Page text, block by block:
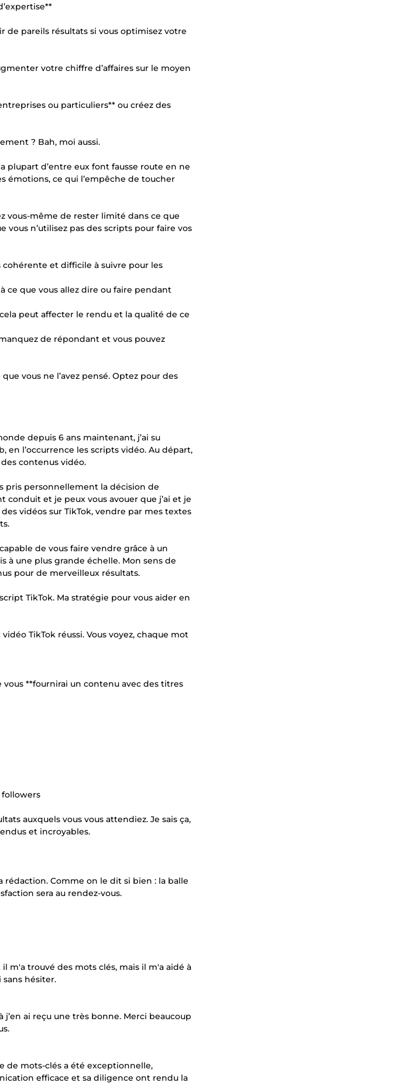
de pareils résultats si vous optimisez votre
votre chiffre d’affaires sur le moyen
ou particuliers** ou créez des
? Bah, moi aussi.
plupart d’entre eux font fausse route en ne
émotions, ce qui l’empêche de toucher
vous-même de rester limité dans ce que
n’utilisez pas des scripts pour faire vos
cohérente et difficile à suivre pour les
ce que vous allez dire ou faire pendant
peut affecter le rendu et la qualité de ce
de répondant et vous pouvez
vous ne l’avez pensé. Optez pour des
depuis 6 ans maintenant, j’ai su
en l’occurrence les scripts vidéo. Au départ,
contenus vidéo.
pris personnellement la décision de
conduit et je peux vous avouer que j’ai et je
vidéos sur TikTok, vendre par mes textes
de vous faire vendre grâce à un
à une plus grande échelle. Mon sens de
pour de merveilleux résultats.
TikTok. Ma stratégie pour vous aider en
TikTok réussi. Vous voyez, chaque mot
vous **fournirai un contenu avec des titres
auxquels vous vous attendiez. Je sais ça,
et incroyables.
Comme on le dit si bien : la balle
sera au rendez-vous.
m'a trouvé des mots clés, mais il m'a aidé à
hésiter.
ai reçu une très bonne. Merci beaucoup
de mots-clés a été exceptionnelle,
efficace et sa diligence ont rendu la